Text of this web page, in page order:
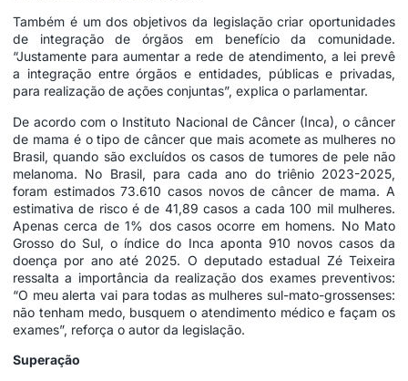
Também é um dos objetivos da legislação criar oportunidades
de integração de órgãos em benefício da comunidade.
“Justamente para aumentar a rede de atendimento, a lei prevê
a integração entre órgãos e entidades, públicas e privadas,
para realização de ações conjuntas”, explica o parlamentar.
De acordo com o Instituto Nacional de Câncer (Inca), o câncer
de mama é o tipo de câncer que mais acomete as mulheres no
Brasil, quando são excluídos os casos de tumores de pele não
melanoma. No Brasil, para cada ano do triênio 2023-2025,
foram estimados 73.610 casos novos de câncer de mama. A
estimativa de risco é de 41,89 casos a cada 100 mil mulheres.
Apenas cerca de 1% dos casos ocorre em homens. No Mato
Grosso do Sul, o índice do Inca aponta 910 novos casos da
doença por ano até 2025. O deputado estadual Zé Teixeira
ressalta a importância da realização dos exames preventivos:
“O meu alerta vai para todas as mulheres sul-mato-grossenses:
não tenham medo, busquem o atendimento médico e façam os
exames”, reforça o autor da legislação.
Superação